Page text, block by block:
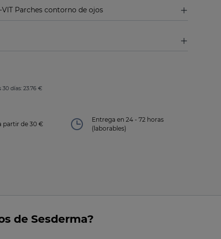
Parches contorno de ojos
días: 23.76 €
partir de 30 €
Entrega en 24 - 72 horas
(laborables)
de Sesderma?